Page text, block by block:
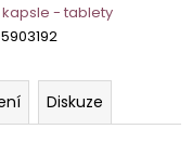
kapsle - tablety
Diskuze